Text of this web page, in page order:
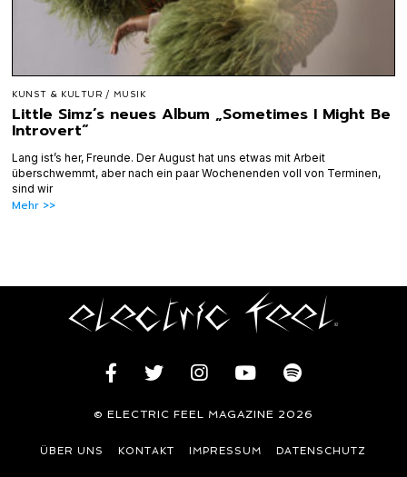
KUNST & KULTUR / MUSIK
Little Simz’s neues Album „Sometimes I Might Be
Introvert“
Lang ist’s her, Freunde. Der August hat uns etwas mit Arbeit
überschwemmt, aber nach ein paar Wochenenden voll von Terminen,
sind wir
Mehr >>
© ELECTRIC FEEL MAGAZINE 2026
ÜBER UNS KONTAKT IMPRESSUM DATENSCHUTZ